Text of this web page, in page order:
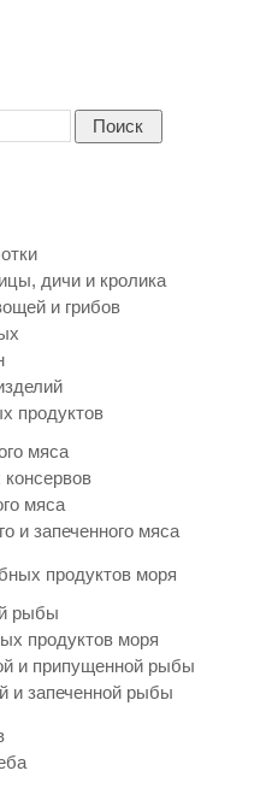
Поиск
дичи и кролика
и грибов
продуктов
мяса
мяса
и запеченного мяса
продуктов моря
рыбы
продуктов моря
и припущенной рыбы
и запеченной рыбы